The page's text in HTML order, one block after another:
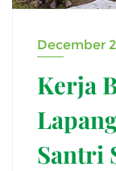
December
Kerja
Santri